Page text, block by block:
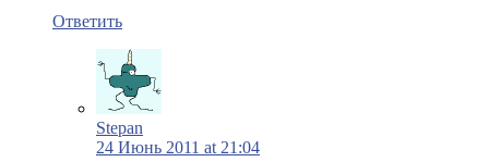
Ответить
Stepan
24 Июнь 2011 at 21:04